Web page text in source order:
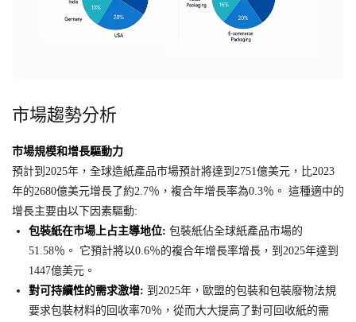
市場趨勢分析
市場規模和增長驅動力
預計到2025年，全球造紙產品市場預計將達到2751億美元，比2023
年的2680億美元增長了約2.7％，複合年增長率為0.3％。 這種適中的
增長主要由以下因素驅動:
包裝紙在市場上占主導地位: 包裝紙佔全球紙產品市場的
51.58％。 它預計將以0.6％的複合年增長率增長，到2025年達到
1447億美元。
對可持續性的需求激增: 到2025年，歐盟的包裝和包裝廢物法規
要求包裝材料的回收率70％，從而大大提高了對可回收紙的需